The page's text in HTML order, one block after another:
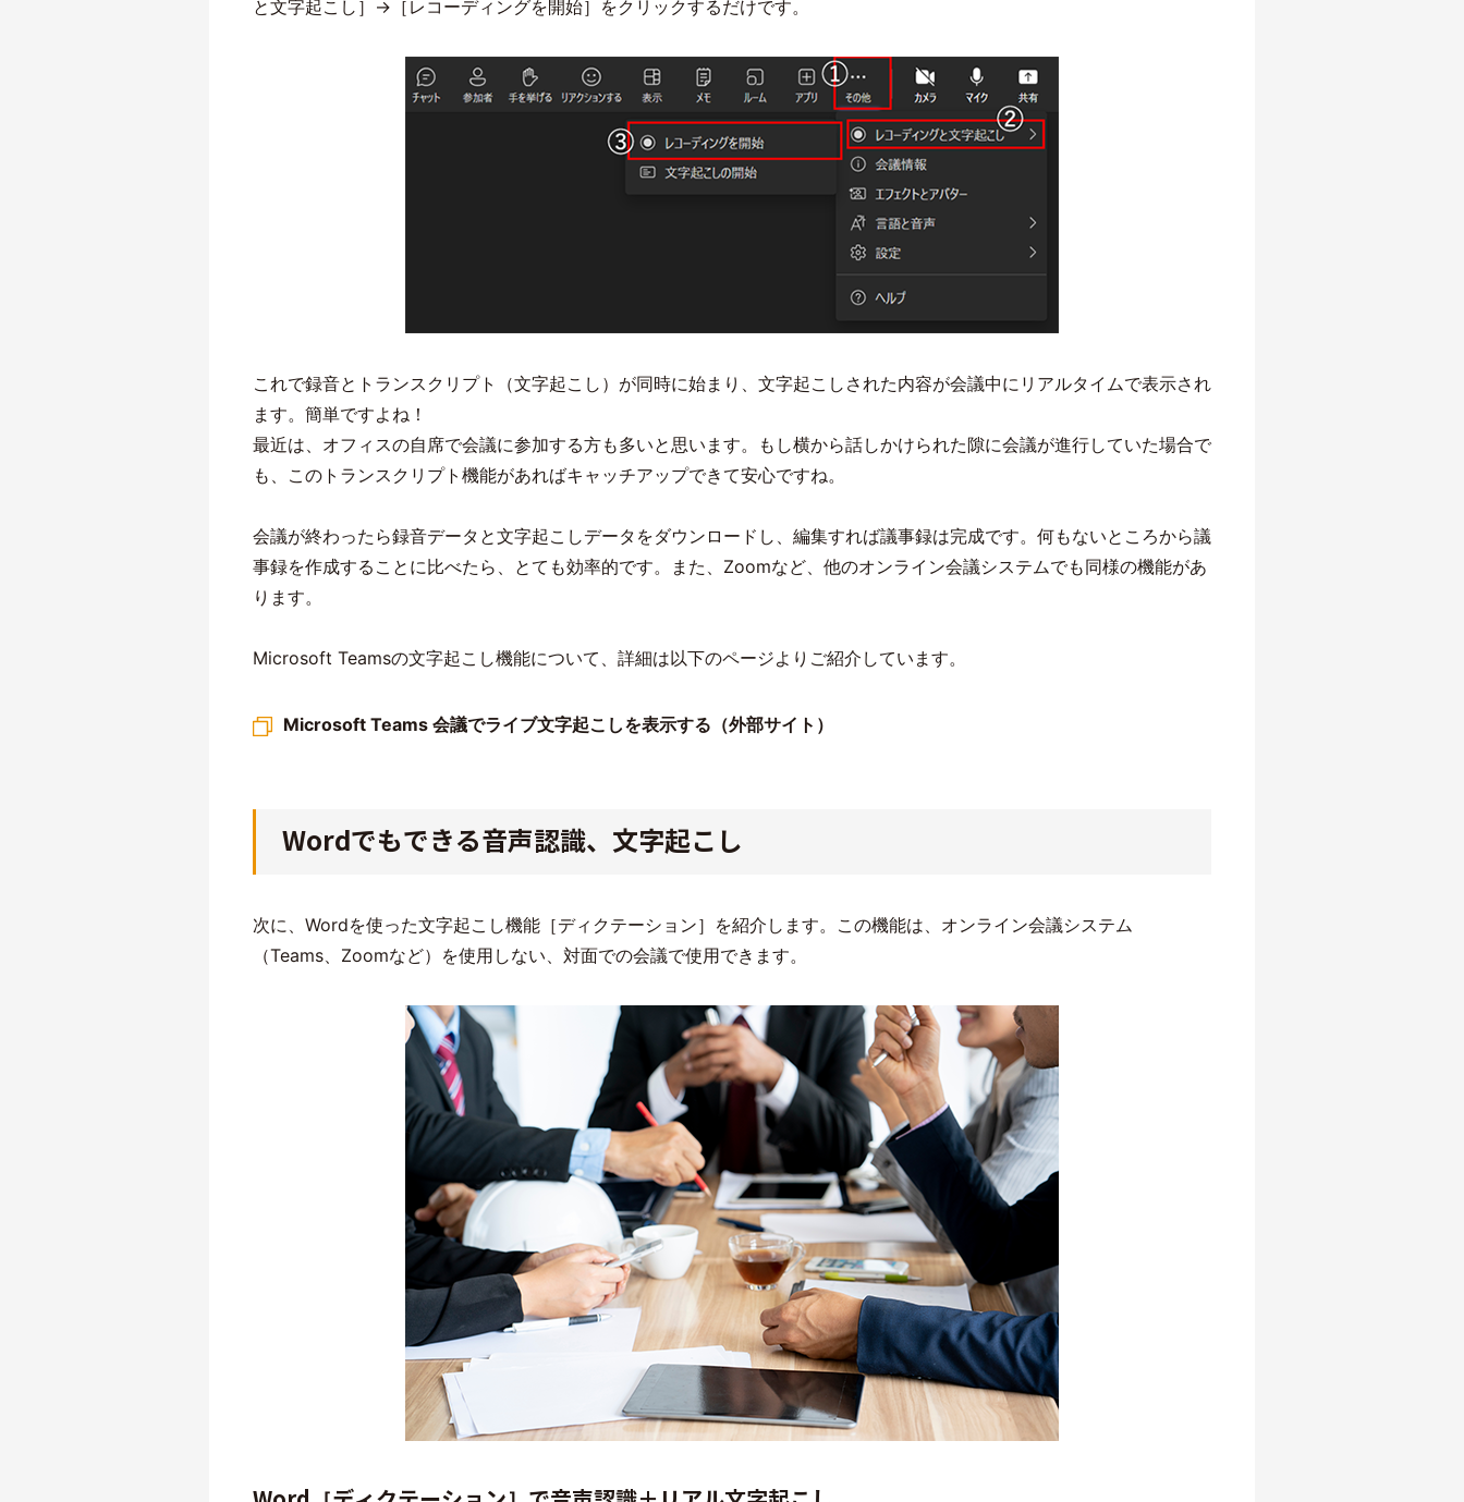
と文字起こし］→［レコーディングを開始］をクリックするだけです。
これで録音とトランスクリプト（文字起こし）が同時に始まり、文字起こしされた内容が会議中にリアルタイムで表示され
ます。簡単ですよね！
最近は、オフィスの自席で会議に参加する方も多いと思います。もし横から話しかけられた隙に会議が進行していた場合で
も、このトランスクリプト機能があればキャッチアップできて安心ですね。
会議が終わったら録音データと文字起こしデータをダウンロードし、編集すれば議事録は完成です。何もないところから議
事録を作成することに比べたら、とても効率的です。また、Zoomなど、他のオンライン会議システムでも同様の機能があ
ります。
Microsoft Teamsの文字起こし機能について、詳細は以下のページよりご紹介しています。
Microsoft Teams 会議でライブ文字起こしを表示する（外部サイト）
Wordでもできる音声認識、文字起こし
次に、Wordを使った文字起こし機能［ディクテーション］を紹介します。この機能は、オンライン会議システム
（Teams、Zoomなど）を使用しない、対面での会議で使用できます。